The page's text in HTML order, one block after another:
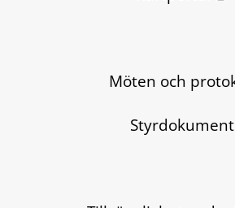
Möten och
Styrdokument